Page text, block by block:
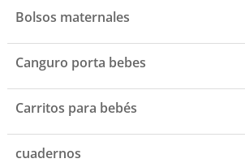
Bolsos maternales
Canguro porta bebes
Carritos para bebés
cuadernos